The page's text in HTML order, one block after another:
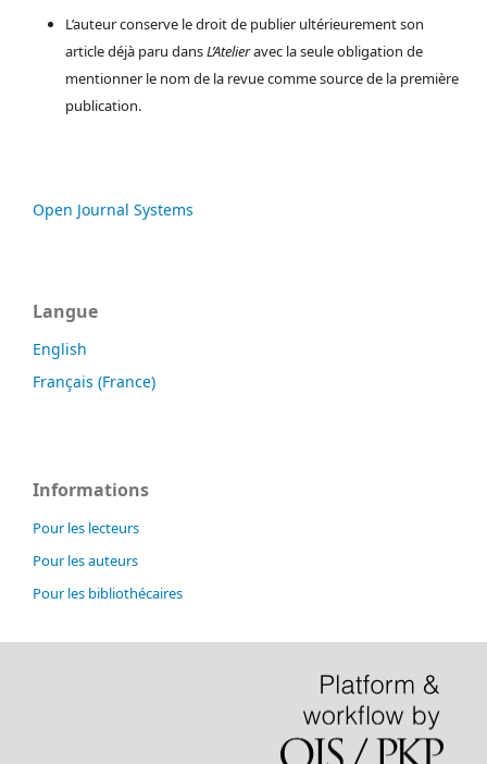
L’auteur conserve le droit de publier ultérieurement son
article déjà paru dansL’Atelieravec la seule obligation de
mentionner le nom de la revue comme source de la première
publication.
Open Journal Systems
Langue
English
Français (France)
Informations
Pour les lecteurs
Pour les auteurs
Pour les bibliothécaires